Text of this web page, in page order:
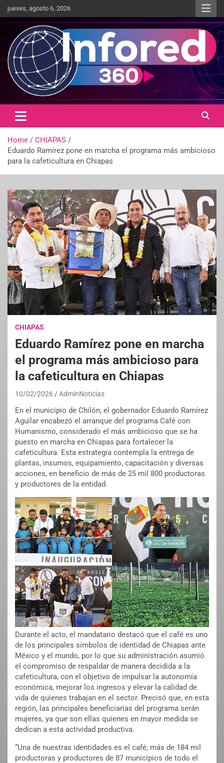
jueves, agosto 6, 2026
infored360.mx
Un giro en la información
Home
CHIAPAS
Eduardo Ramírez pone en marcha el programa más ambicioso
para la cafeticultura en Chiapas
CHIAPAS
Eduardo Ramírez pone en marcha
el programa más ambicioso para
la cafeticultura en Chiapas
10/02/2026 AdminNoticias
En el municipio de Chilón, el gobernador Eduardo Ramírez
Aguilar encabezó el arranque del programa Café con
Humanismo, considerado el más ambicioso que se ha
puesto en marcha en Chiapas para fortalecer la
cafeticultura. Esta estrategia contempla la entrega de
plantas, insumos, equipamiento, capacitación y diversas
acciones, en beneficio de más de 25 mil 800 productoras
y productores de la entidad.
Durante el acto, el mandatario destacó que el café es uno
de los principales símbolos de identidad de Chiapas ante
México y el mundo, por lo que su administración asumió
el compromiso de respaldar de manera decidida a la
cafeticultura, con el objetivo de impulsar la autonomía
económica, mejorar los ingresos y elevar la calidad de
vida de quienes trabajan en el sector. Precisó que, en esta
región, las principales beneficiarias del programa serán
mujeres, ya que son ellas quienes en mayor medida se
dedican a esta actividad productiva.
“Una de nuestras identidades es el café; más de 184 mil
productoras y productores de 87 municipios de todo el